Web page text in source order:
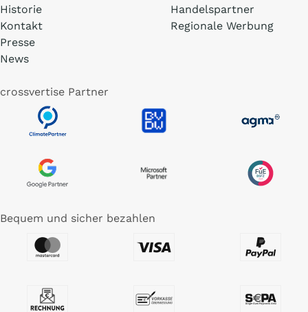
Historie
Kontakt
Presse
News
Handelspartner
Regionale Werbung
crossvertise Partner
Bequem und sicher bezahlen